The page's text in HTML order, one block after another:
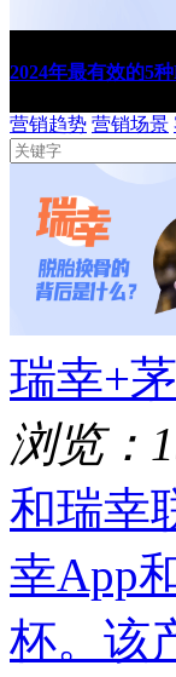
2024年最有效的5
营销趋势 营销场景
瑞幸+
浏览：
和瑞幸
幸App
杯。该